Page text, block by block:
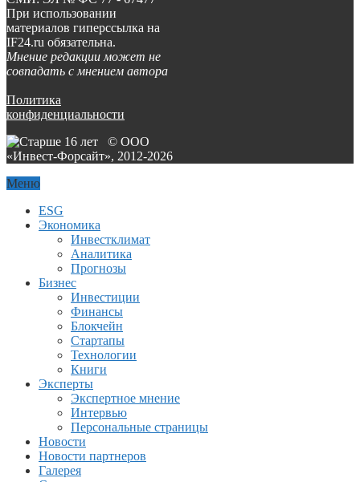
При использовании
материалов гиперссылка на
IF24.ru обязательна.
Мнение редакции может не
совпадать с мнением автора
Политика
конфиденциальности
© ООО
«Инвест-Форсайт», 2012-2026
Меню
ESG
Экономика
Инвестклимат
Аналитика
Прогнозы
Бизнес
Инвестиции
Финансы
Блокчейн
Стартапы
Технологии
Книги
Эксперты
Экспертное мнение
Интервью
Персональные страницы
Новости
Новости партнеров
Галерея